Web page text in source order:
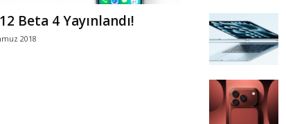
Beta 4 Yayınlandı!
2018